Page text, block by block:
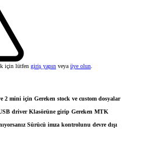
için lütfen giriş yapın veyaüye olun.
mini için Gereken stock ve custom dosyalar
driver Klasörüne girip Gereken MTK
Sürücü imza kontrolunu devre dışı